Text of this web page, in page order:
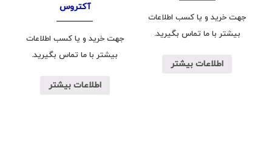
جهت خرید و یا کسب اطلاعات
بیشتر با ما تماس بگیرید.
اطلاعات بیشتر
آکتروس
جهت خرید و یا کسب اطلاعات
بیشتر با ما تماس بگیرید.
اطلاعات بیشتر